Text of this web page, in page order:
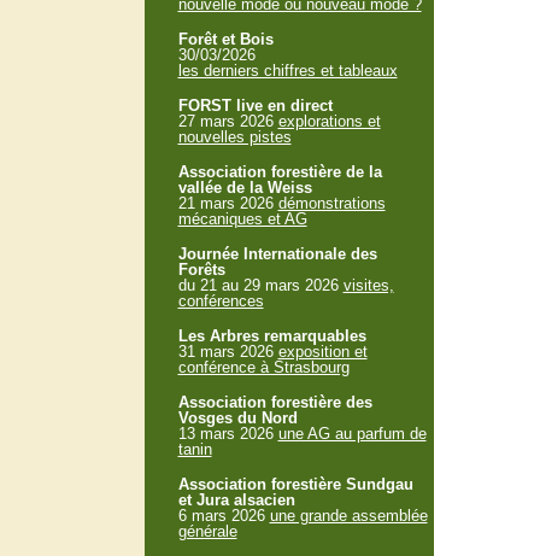
nouvelle mode ou nouveau mode ?
Forêt et Bois
30/03/2026
les derniers chiffres et tableaux
FORST live en direct
27 mars 2026 explorations et
nouvelles pistes
Association forestière de la
vallée de la Weiss
21 mars 2026 démonstrations
mécaniques et AG
Journée Internationale des
Forêts
du 21 au 29 mars 2026 visites,
conférences
Les Arbres remarquables
31 mars 2026 exposition et
conférence à Strasbourg
Association forestière des
Vosges du Nord
13 mars 2026 une AG au parfum de
tanin
Association forestière Sundgau
et Jura alsacien
6 mars 2026 une grande assemblée
générale